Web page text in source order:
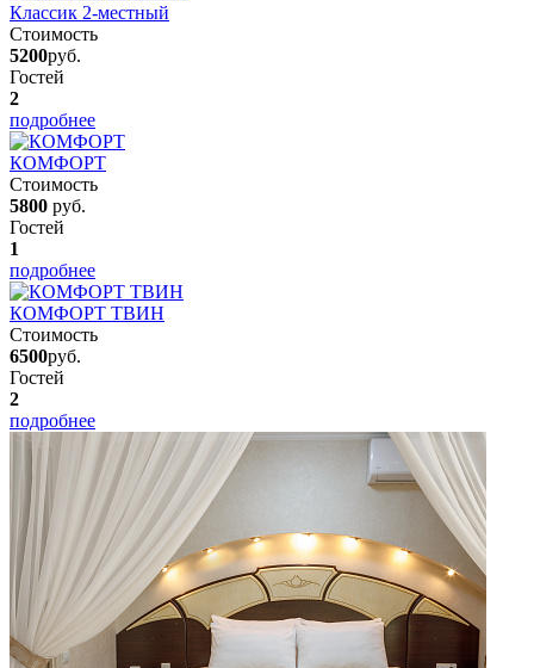
Классик 2-местный
Стоимость
5200руб.
Гостей
2
подробнее
КОМФОРТ
Стоимость
5800 руб.
Гостей
1
подробнее
КОМФОРТ ТВИН
Стоимость
6500руб.
Гостей
2
подробнее